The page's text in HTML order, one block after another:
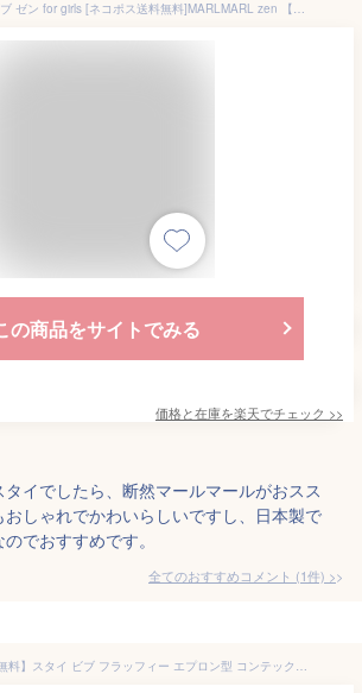
マールマール ビブ ゼン for girls [ネコポス送料無料]MARLMARL zen 【スタイ】【ビブ】【よだれかけ】【出産祝い 名入れ】【マールマール 名入れ】【マールマール スタイ】【出産祝い 女の子】【ギフト】【日本製】【Made in Japan】【即納】
の商品をサイトでみる
価格と在庫を楽天でチェック >>
イでしたら、断然マールマールがおスス
おしゃれでかわいらしいですし、日本製で
でおすすめです。
全てのおすすめコメント (1件) >
【メール便送料無料】スタイ ビブ フラッフィー エプロン型 コンテックス kontex 日本製 オーガニックコットン 綿100％ 新生児 パイル よだれかけ かわいい おしゃれ 子供 ベビー 赤ちゃん 男の子 女の子 出産祝い お口ふき よだれ掛け エプロンスタイ おくちふき